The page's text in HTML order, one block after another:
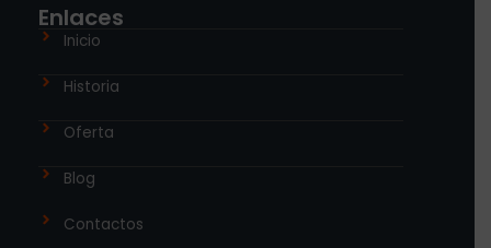
Enlaces
Inicio
Historia
Oferta
Blog
Contactos